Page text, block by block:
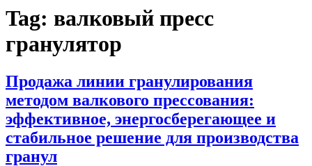
Tag: валковый пресс
гранулятор
Продажа линии гранулирования
методом валкового прессования:
эффективное, энергосберегающее и
стабильное решение для производства
гранул